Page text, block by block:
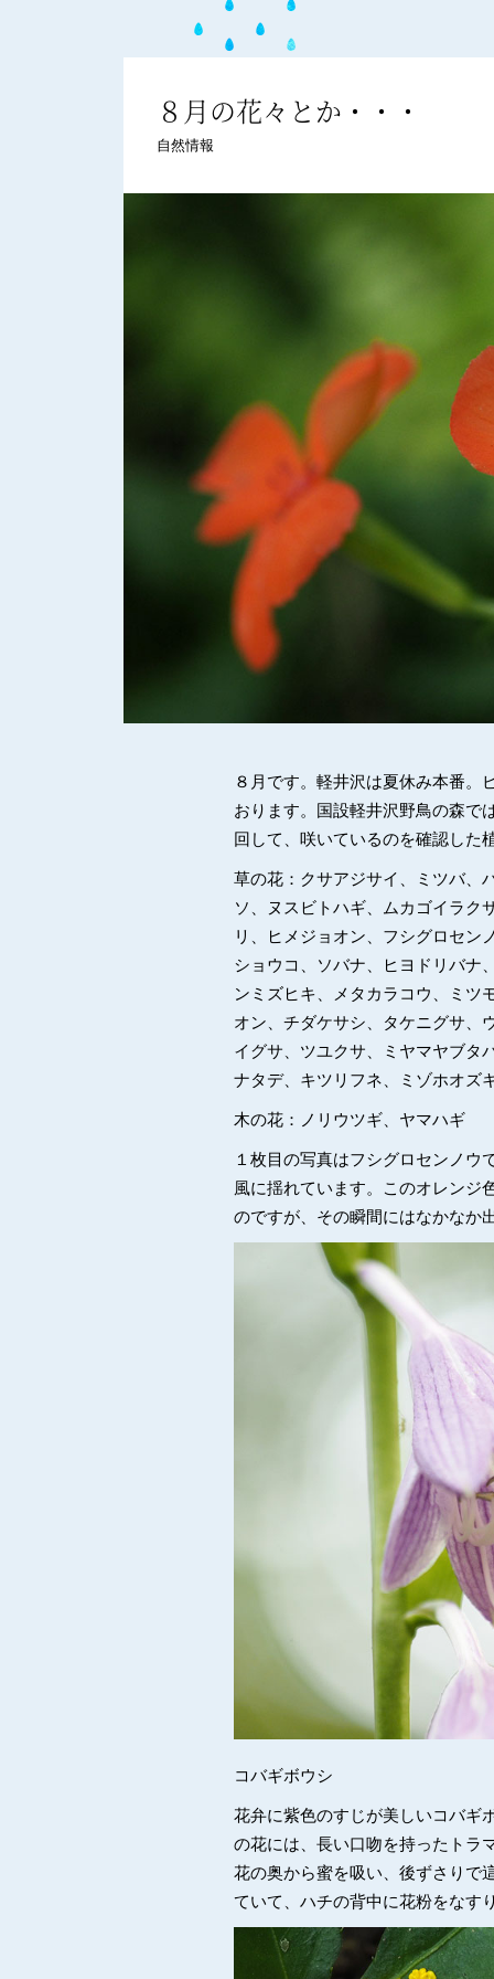
８月の花々とか・・・
自然情報
８月です。軽井沢は夏休み本番。
おります。国設軽井沢野鳥の森で
回して、咲いているのを確認した
草の花：クサアジサイ、ミツバ、
ソ、ヌスビトハギ、ムカゴイラク
リ、ヒメジョオン、フシグロセン
ショウコ、ソバナ、ヒヨドリバナ
ンミズヒキ、メタカラコウ、ミツ
オン、チダケサシ、タケニグサ、
イグサ、ツユクサ、ミヤマヤブタ
ナタデ、キツリフネ、ミゾホオズ
木の花：ノリウツギ、ヤマハギ
１枚目の写真はフシグロセンノウ
風に揺れています。このオレンジ
のですが、その瞬間にはなかなか
コバギボウシ
花弁に紫色のすじが美しいコバギ
の花には、長い口吻を持ったトラ
花の奥から蜜を吸い、後ずさりで
ていて、ハチの背中に花粉をなす